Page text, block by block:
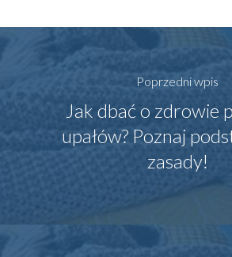
Poprzedni wpis
Jak dbać o zdrowie
upałów? Poznaj
zasady!